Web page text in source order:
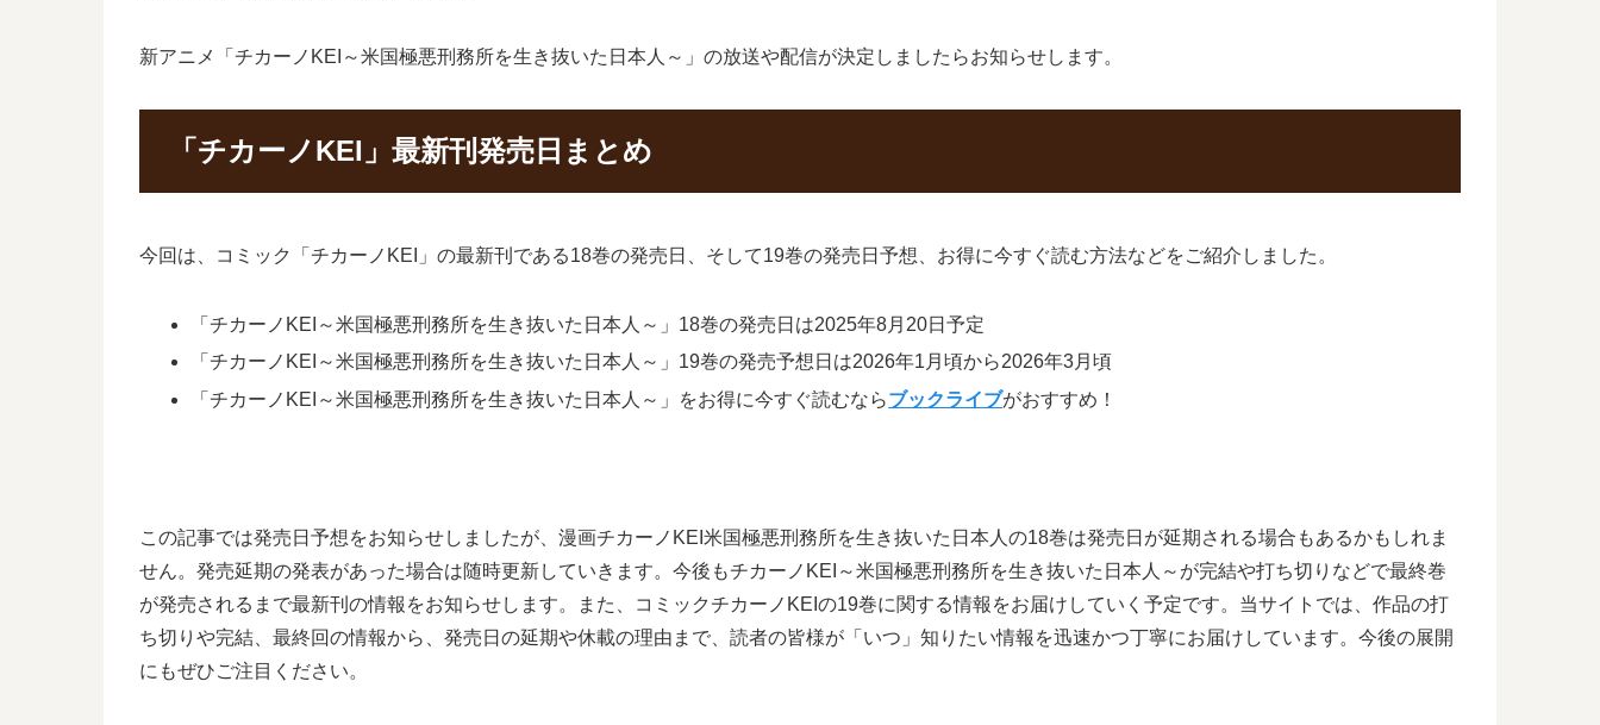
新アニメ「チカーノKEI～米国極悪刑務所を生き抜いた日本人～」の放送や配信が決定しましたらお知らせします。
「チカーノKEI」最新刊発売日まとめ
今回は、コミック「チカーノKEI」の最新刊である18巻の発売日、そして19巻の発売日予想、お得に今すぐ読む方法などをご紹介しました。
「チカーノKEI～米国極悪刑務所を生き抜いた日本人～」18巻の発売日は2025年8月20日予定
「チカーノKEI～米国極悪刑務所を生き抜いた日本人～」19巻の発売予想日は2026年1月頃から2026年3月頃
「チカーノKEI～米国極悪刑務所を生き抜いた日本人～」をお得に今すぐ読むならブックライブがおすすめ！
この記事では発売日予想をお知らせしましたが、漫画チカーノKEI米国極悪刑務所を生き抜いた日本人の18巻は発売日が延期される場合もあるかもしれま
せん。発売延期の発表があった場合は随時更新していきます。今後もチカーノKEI～米国極悪刑務所を生き抜いた日本人～が完結や打ち切りなどで最終巻
が発売されるまで最新刊の情報をお知らせします。また、コミックチカーノKEIの19巻に関する情報をお届けしていく予定です。当サイトでは、作品の打
ち切りや完結、最終回の情報から、発売日の延期や休載の理由まで、読者の皆様が「いつ」知りたい情報を迅速かつ丁寧にお届けしています。今後の展開
にもぜひご注目ください。